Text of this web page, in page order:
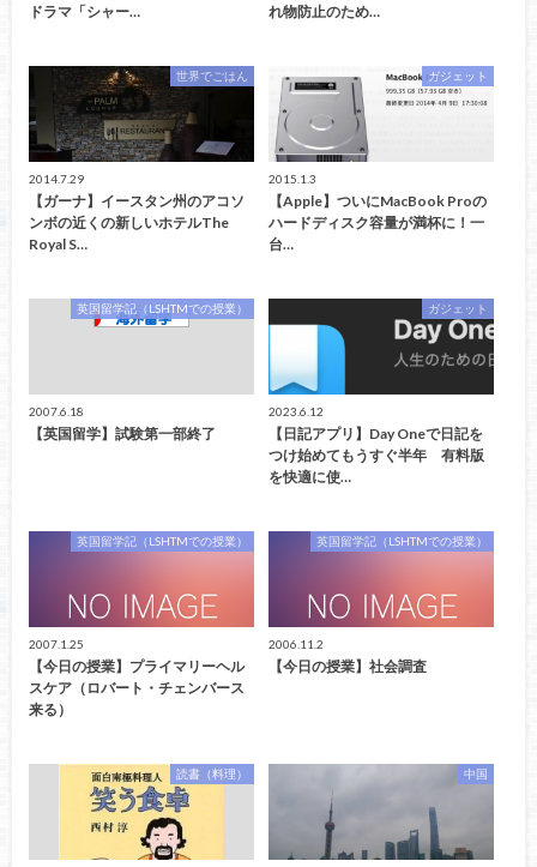
ドラマ「シャー…
れ物防止のため…
世界でごはん
2014.7.29
【ガーナ】イースタン州のアコソ
ンボの近くの新しいホテルThe
Royal S…
ガジェット
2015.1.3
【Apple】ついにMacBook Proの
ハードディスク容量が満杯に！一
台…
英国留学記（LSHTMでの授業）
2007.6.18
【英国留学】試験第一部終了
ガジェット
2023.6.12
【日記アプリ】Day Oneで日記を
つけ始めてもうすぐ半年 有料版
を快適に使…
英国留学記（LSHTMでの授業）
2007.1.25
【今日の授業】プライマリーヘル
スケア（ロバート・チェンバース
来る）
英国留学記（LSHTMでの授業）
2006.11.2
【今日の授業】社会調査
読書（料理） 中国